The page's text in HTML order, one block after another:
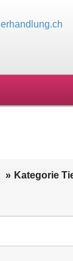
Kategorie